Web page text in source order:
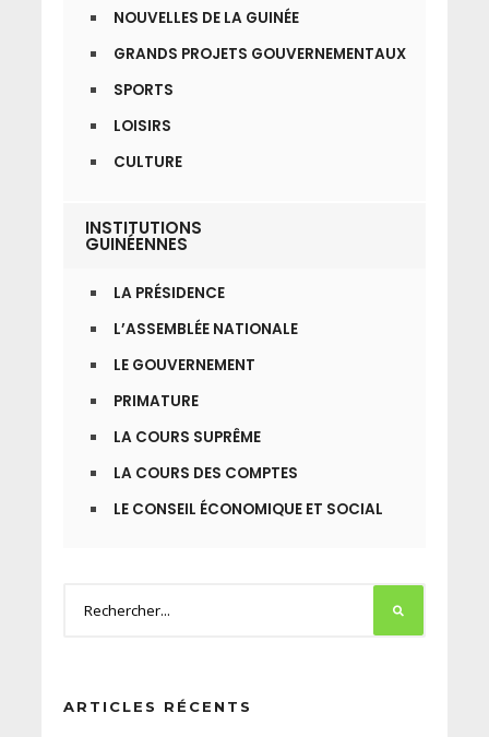
NOUVELLES DE LA GUINÉE
GRANDS PROJETS GOUVERNEMENTAUX
SPORTS
LOISIRS
CULTURE
INSTITUTIONS
GUINÉENNES
LA PRÉSIDENCE
L’ASSEMBLÉE NATIONALE
LE GOUVERNEMENT
PRIMATURE
LA COURS SUPRÊME
LA COURS DES COMPTES
LE CONSEIL ÉCONOMIQUE ET SOCIAL
ARTICLES RÉCENTS